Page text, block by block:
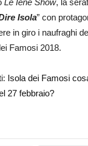
Le Iene Show, la
Isola” con
in giro i naufraghi
Famosi 2018.
Isola dei Famosi
27 febbraio?